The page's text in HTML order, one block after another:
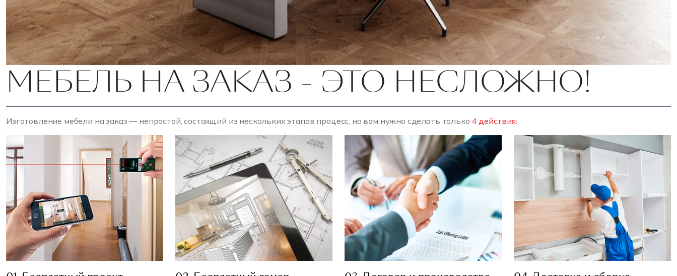
МЕБЕЛЬ НА ЗАКАЗ - ЭТО НЕСЛОЖНО!
Изготовление мебели на заказ — непростой, состоящий из нескольких этапов процесс, но вам нужно сделать только 4 действия: